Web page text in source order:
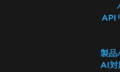
API
製品
AI